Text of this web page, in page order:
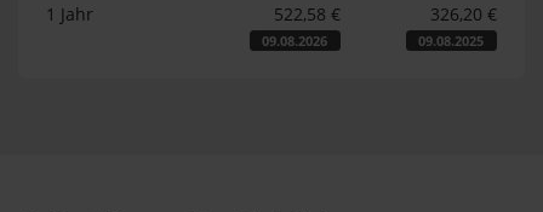
1 Jahr 522,58 €
09.08.2026
326,20 €
09.08.2025